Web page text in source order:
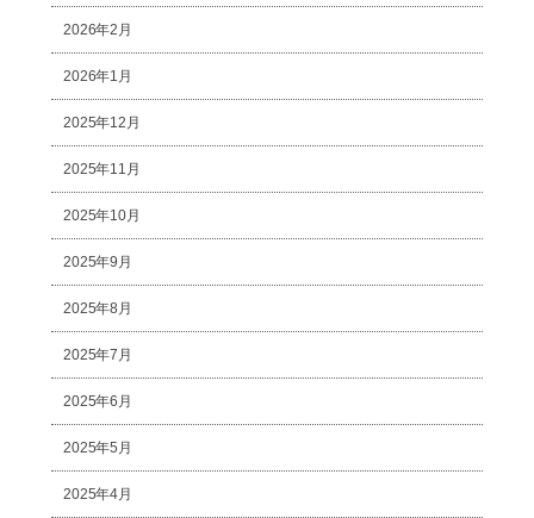
2026年2月
2026年1月
2025年12月
2025年11月
2025年10月
2025年9月
2025年8月
2025年7月
2025年6月
2025年5月
2025年4月